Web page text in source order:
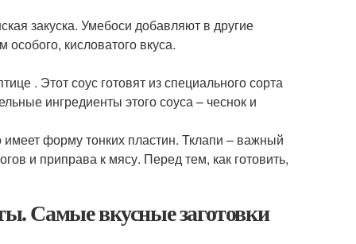
закуска. Умебоси добавляют в другие
кисловатого вкуса.
. Этот соус готовят из специального сорта
ингредиенты этого соуса – чеснок и
форму тонких пластин. Тклапи – важный
и приправа к мясу. Перед тем, как готовить,
Самые вкусные заготовки